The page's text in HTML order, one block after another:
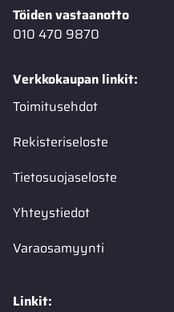
Töiden vastaanotto
010 470 9870
Verkkokaupan linkit:
Toimitusehdot
Rekisteriseloste
Tietosuojaseloste
Yhteystiedot
Varaosamyynti
Linkit: